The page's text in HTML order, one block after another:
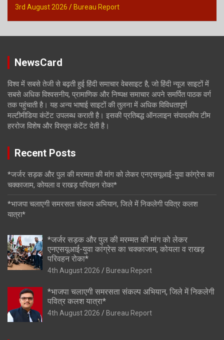
3rd August 2026 Bureau Report
NewsCard
विश्व में सबसे तेजी से बढ़ती हुई हिंदी समाचार वेबसाइट है, जो हिंदी न्यूज साइटों में
सबसे अधिक विश्वसनीय, प्रामाणिक और निष्पक्ष समाचार अपने समर्पित पाठक वर्ग
तक पहुंचाती है। यह अन्य भाषाई साइटों की तुलना में अधिक विविधतापूर्ण
मल्टीमीडिया कंटेंट उपलब्ध कराती है। इसकी प्रतिबद्ध ऑनलाइन संपादकीय टीम
हररोज विशेष और विस्तृत कंटेंट देती है।
Recent Posts
*जर्जर सड़क और पुल की मरम्मत की मांग को लेकर एनएसयूआई-युवा कांग्रेस का
चक्काजाम, कोयला व राखड़ परिवहन रोका*
*भाजपा चलाएगी समरसता संकल्प अभियान, जिले में निकलेगी पवित्र कलश
यात्रा*
*जर्जर सड़क और पुल की मरम्मत की मांग को लेकर
एनएसयूआई-युवा कांग्रेस का चक्काजाम, कोयला व राखड़
परिवहन रोका*
4th August 2026 Bureau Report
*भाजपा चलाएगी समरसता संकल्प अभियान, जिले में निकलेगी
पवित्र कलश यात्रा*
4th August 2026 Bureau Report